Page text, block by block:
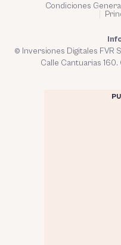
Condiciones
© Inversiones Digitales FVR
Calle Cantuarias 160.